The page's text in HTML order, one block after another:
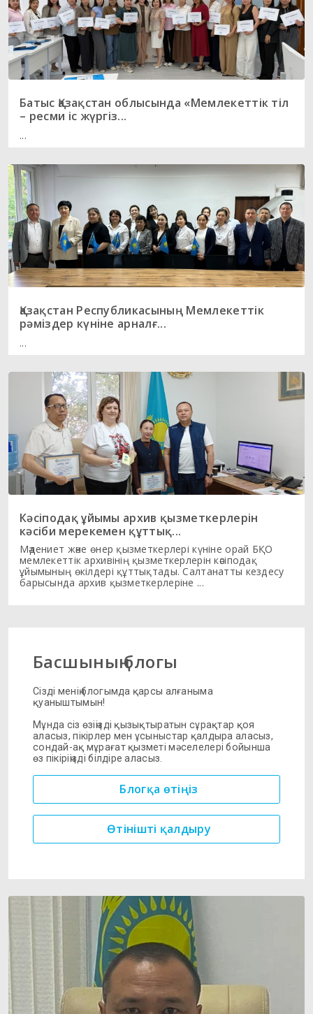
Батыс Қазақстан облысында «Мемлекеттік тіл
– ресми іс жүргіз...
...
Қазақстан Республикасының Мемлекеттік
рәміздер күніне арналғ...
...
Кәсіподақ ұйымы архив қызметкерлерін
кәсіби мерекемен құттық...
Мәдениет және өнер қызметкерлері күніне орай БҚО
мемлекеттік архивінің қызметкерлерін кәсіподақ
ұйымының өкілдері құттықтады. Салтанатты кездесу
барысында архив қызметкерлеріне ...
Басшының блогы
Сізді менің блогымда қарсы алғаныма
қуаныштымын!
Мұнда сіз өзіңізді қызықтыратын сұрақтар қоя
аласыз, пікірлер мен ұсыныстар қалдыра аласыз,
сондай-ақ мұрағат қызметі мәселелері бойынша
өз пікіріңізді білдіре аласыз.
Блогқа өтіңіз
Өтінішті қалдыру